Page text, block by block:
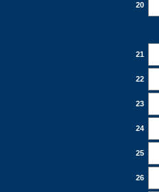
20
21
22
23
24
25
26